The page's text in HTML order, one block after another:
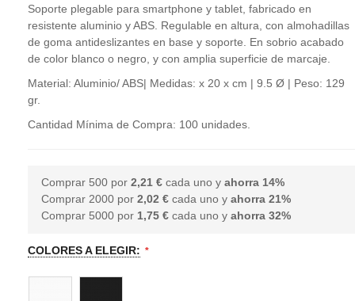
Soporte plegable para smartphone y tablet, fabricado en
resistente aluminio y ABS. Regulable en altura, con almohadillas
de goma antideslizantes en base y soporte. En sobrio acabado
de color blanco o negro, y con amplia superficie de marcaje.
Material: Aluminio/ ABS| Medidas: x 20 x cm | 9.5 Ø | Peso: 129
gr.
Cantidad Mínima de Compra: 100 unidades.
Comprar 500 por2,21 € cada uno yahorra 14%
Comprar 2000 por2,02 € cada uno yahorra21%
Comprar 5000 por 1,75 € cada uno yahorra32%
COLORES A ELEGIR: